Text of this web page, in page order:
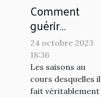
Comment
guérir
rapidement la
grippe chez
soi ?
24 octobre 2023
18:36
Les saisons au
cours desquelles il
fait véritablement